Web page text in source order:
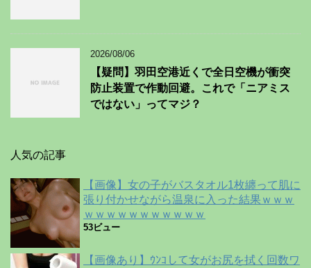
2026/08/06
【疑問】羽田空港近くで全日空機が衝突
防止装置で作動回避。これで「ニアミス
ではない」ってマジ？
人気の記事
【画像】女の子がバスタオル1枚纏って肌に
張り付かせながら温泉に入った結果ｗｗｗ
ｗｗｗｗｗｗｗｗｗｗｗ
53ビュー
【画像あり】ｳﾝｺして女がお尻を拭く回数ワ